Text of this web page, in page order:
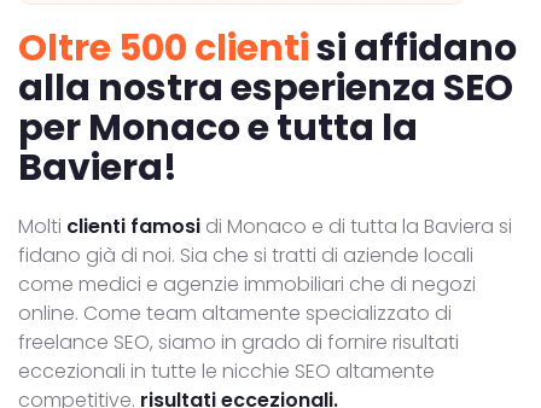
Oltre 500 clientisi affidano
alla nostra esperienza SEO
per Monaco e tutta la
Baviera!
Molti clienti famosi di Monaco e di tutta la Baviera si
fidano già di noi. Sia che si tratti di aziende locali
come medici e agenzie immobiliari che di negozi
online. Come team altamente specializzato di
freelance SEO, siamo in grado di fornire risultati
eccezionali in tutte le nicchie SEO altamente
competitive. risultati eccezionali.